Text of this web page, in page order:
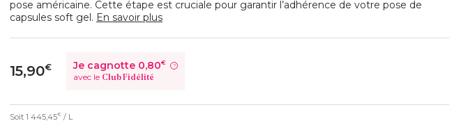
pose américaine. Cette étape est cruciale pour garantir l’adhérence de votre pose de
capsules soft gel. En savoir plus
15,90€ Je cagnotte 0,80€
avec le Club Fidélité
?
Soit 1 445,45€ / L